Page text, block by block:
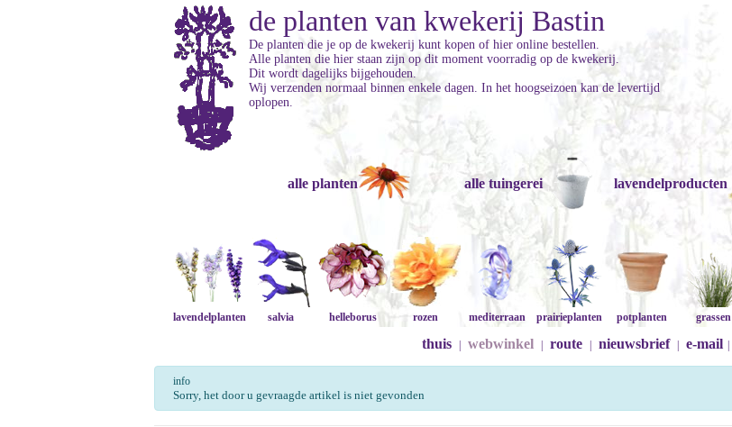
de planten van kwekerij Bastin
De planten die je op de kwekerij kunt kopen of hier online bestellen.
Alle planten die hier staan zijn op dit moment voorradig op de kwekerij.
Dit wordt dagelijks bijgehouden.
Wij verzenden normaal binnen enkele dagen. In het hoogseizoen kan de levertijd
oplopen.
alle planten alle tuingerei lavendelproducten
lavendelplanten salvia helleborus rozen mediterraan prairieplanten potplanten grassen
thuis webwinkel route nieuwsbrief e-mail
info
Sorry, het door u gevraagde artikel is niet gevonden